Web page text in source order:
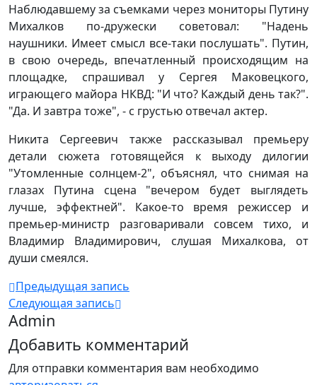
Наблюдавшему за съемками через мониторы Путину
Михалков по-дружески советовал: "Надень
наушники. Имеет смысл все-таки послушать". Путин,
в свою очередь, впечатленный происходящим на
площадке, спрашивал у Сергея Маковецкого,
играющего майора НКВД: "И что? Каждый день так?".
"Да. И завтра тоже", - с грустью отвечал актер.
Никита Сергеевич также рассказывал премьеру
детали сюжета готовящейся к выходу дилогии
"Утомленные солнцем-2", объяснял, что снимая на
глазах Путина сцена "вечером будет выглядеть
лучше, эффектней". Какое-то время режиссер и
премьер-министр разговаривали совсем тихо, и
Владимир Владимирович, слушая Михалкова, от
души смеялся.
Предыдущая запись
Следующая запись
Admin
Добавить комментарий
Для отправки комментария вам необходимо